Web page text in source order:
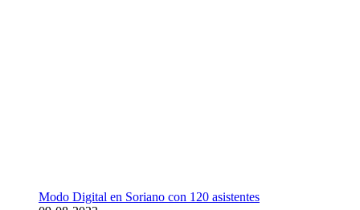
Modo Digital en Soriano con 120 asistentes